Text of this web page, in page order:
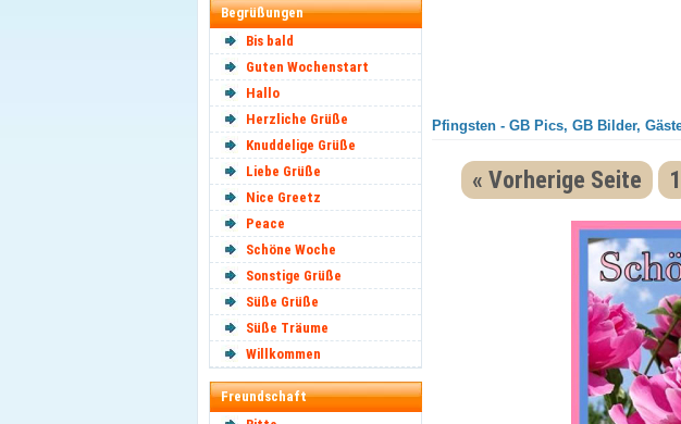
Begrüßungen
Bis bald
Guten Wochenstart
Hallo
Herzliche Grüße
Knuddelige Grüße
Liebe Grüße
Nice Greetz
Peace
Schöne Woche
Sonstige Grüße
Süße Grüße
Süße Träume
Willkommen
Freundschaft
Pfingsten - GB Pics, GB Bilder,
« Vorherige Seite 1